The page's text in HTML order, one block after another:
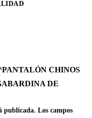
CHINOS
DE
publicada. Los campos